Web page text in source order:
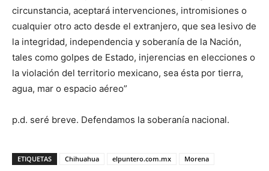
circunstancia, aceptará intervenciones, intromisiones o
cualquier otro acto desde el extranjero, que sea lesivo de
la integridad, independencia y soberanía de la Nación,
tales como golpes de Estado, injerencias en elecciones o
la violación del territorio mexicano, sea ésta por tierra,
agua, mar o espacio aéreo”
p.d. seré breve. Defendamos la soberanía nacional.
ETIQUETAS Chihuahua elpuntero.com.mx Morena